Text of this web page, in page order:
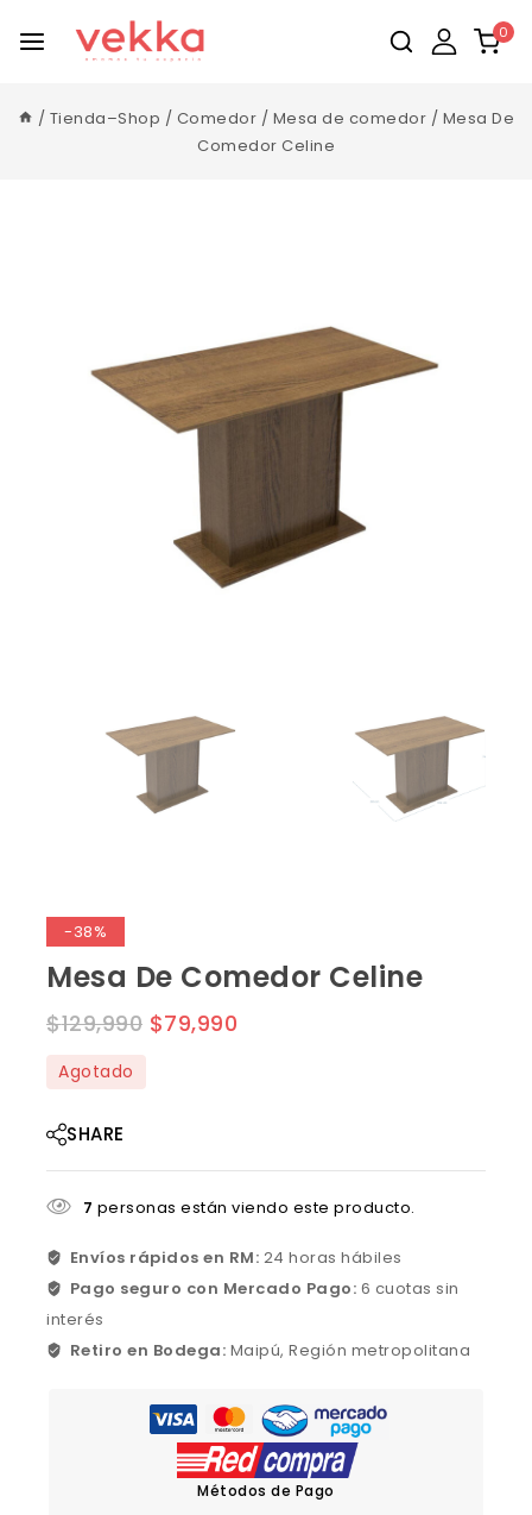
0
/ Tienda–Shop / Comedor / Mesa de comedor / Mesa De
Comedor Celine
-38%
Mesa De Comedor Celine
$129,990 $79,990
Agotado
SHARE
7 personas están viendo este producto.
Envíos rápidos en RM: 24 horas hábiles
Pago seguro con Mercado Pago: 6 cuotas sin
interés
Retiro en Bodega: Maipú, Región metropolitana
Métodos de Pago